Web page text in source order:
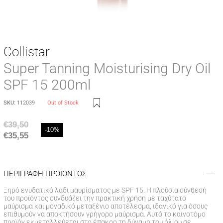
Collistar
Super Tanning Moisturising Dry Oil
SPF 15 200ml
SKU: 112039 Out of Stock
€39,50
€35,55
-10%
ΠΕΡΙΓΡΑΦΗ ΠΡΟΪΟΝΤΟΣ
Ξηρό ενυδατικό λάδι μαυρίσματος με SPF 15. Η πλούσια σύνθεσή
του προϊόντος συνδυάζει την πρακτική χρήση με ταχύτατο
μαύρισμα και μοναδικό μεταξένιο αποτέλεσμα, ιδανικό για όσους
επιθυμούν να αποκτήσουν γρήγορο μαύρισμα. Αυτό το καινοτόμο